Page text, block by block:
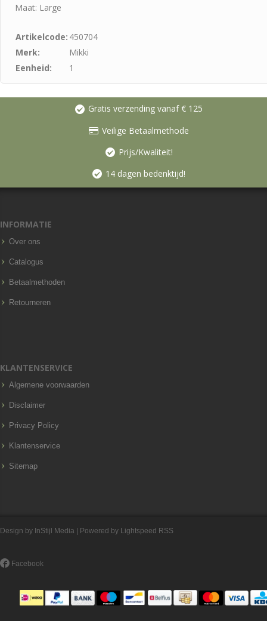
Maat: Large
Artikelcode: 450704
Merk:
Mikki
Eenheid:
1
Gratis verzending vanaf € 125
Veilige Betaalmethode
Prijs/Kwaliteit!
14 dagen bedenktijd!
INFORMATIE
Over ons
Catalogus
Betaalmethoden
Retourneren
KLANTENSERVICE
Algemene voorwaarden
Disclaimer
Privacy Policy
Klantenservice
Sitemap
Design by InStijl Media | Powered by Lightspeed RSS
Facebook